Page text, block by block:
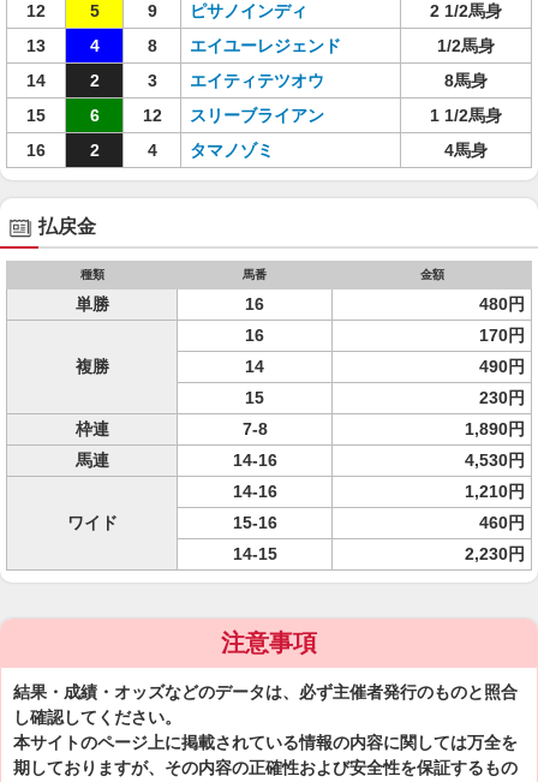
12
5 9 ピサノインディ
2 1/2馬身
13
4 8 エイユーレジェンド
1/2馬身
14
2 3 エイティテツオウ
8馬身
15
6 12 スリーブライアン
1 1/2馬身
16
2 4 タマノゾミ 4馬身
払戻金
種類 馬番 金額
単勝 16 480円
複勝
16
170円
14
490円
15
230円
枠連
7-8
1,890円
馬連
14-16 4,530円
ワイド
14-16
1,210円
15-16
460円
14-15
2,230円
注意事項
結果・成績・オッズなどのデータは、必ず主催者発行のものと照合
し確認してください。
本サイトのページ上に掲載されている情報の内容に関しては万全を
期しておりますが、その内容の正確性および安全性を保証するもの